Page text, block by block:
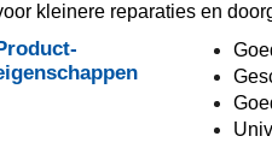
kleinere reparaties en